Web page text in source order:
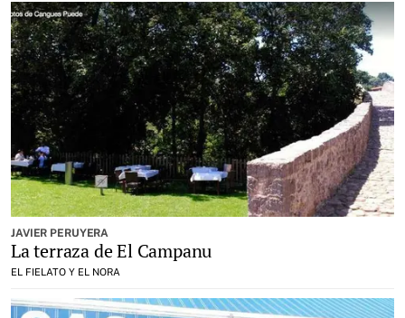
JAVIER PERUYERA
La terraza de El Campanu
EL FIELATO Y EL NORA